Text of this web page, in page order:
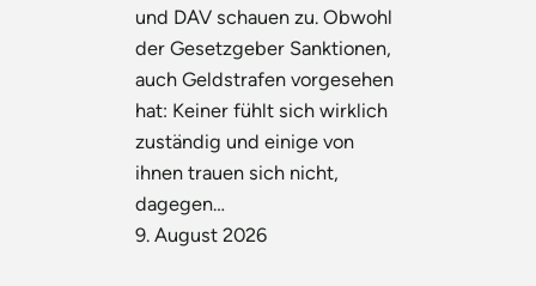
und DAV schauen zu. Obwohl
der Gesetzgeber Sanktionen,
auch Geldstrafen vorgesehen
hat: Keiner fühlt sich wirklich
zuständig und einige von
ihnen trauen sich nicht,
dagegen…
9. August 2026